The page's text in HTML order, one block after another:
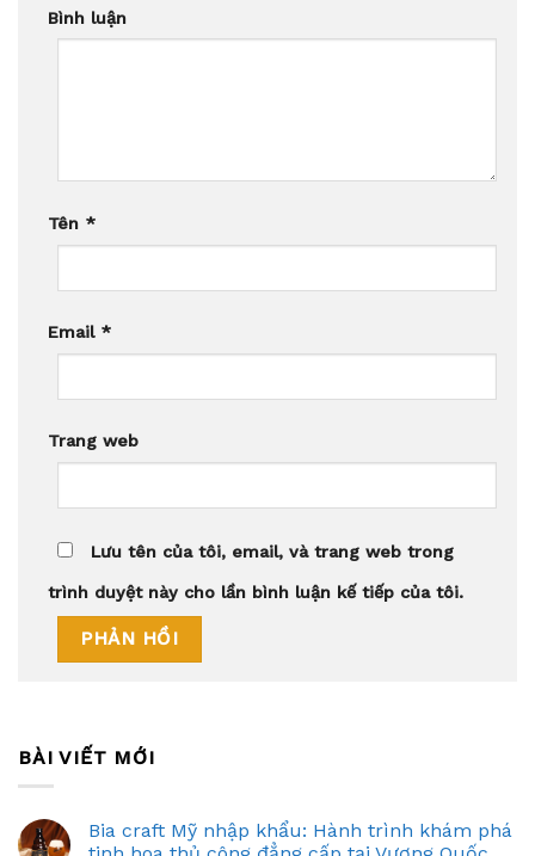
Bình luận
Tên *
Email *
Trang web
Lưu tên của tôi, email, và trang web trong
trình duyệt này cho lần bình luận kế tiếp của tôi.
BÀI VIẾT MỚI
Bia craft Mỹ nhập khẩu: Hành trình khám phá